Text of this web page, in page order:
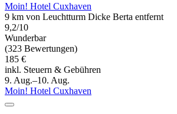
Moin! Hotel Cuxhaven
9 km von Leuchtturm Dicke Berta entfernt
9,2/10
Wunderbar
(323 Bewertungen)
185 €
inkl. Steuern & Gebühren
9. Aug.–10. Aug.
Moin! Hotel Cuxhaven